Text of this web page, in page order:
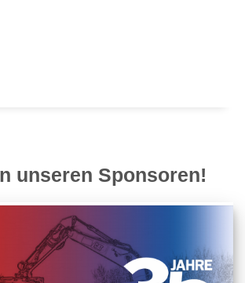
unseren Sponsoren!